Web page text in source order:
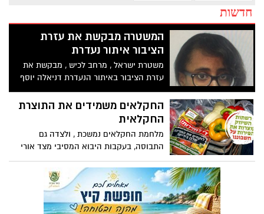
חדשות
המשטרה מבקשת את עזרת
הציבור איתור נעדרת
משטרת ישראל , מרחב לכיש , מבקשת את
עזרת הציבור באיתור הנעדרת דניאלה יוסף
שיצאה הבוקר מביתה בישוב בת הדר
במועצה האזורית חוף אשקלון ומאז נותק
עמה הקשר
החקלאים משמידים את התוצרת
החקלאית
מלחמת החקלאים נמשכת , ולצדה גם
התבוסה, בעקבות היבוא המסיבי מצד אורי
אריאל וח"כ כחלון, חקלאי ישראל נאלצים
להשמיד מזון. עיקר הבעיה החל מאז הורדת
המכס על יבוא פירות וירקות וזה פגע ישירות
בחקלאים ובביטחון התזונתי של מדינת ישראל
ולא מוריד את מחיר המדף לצרכן.